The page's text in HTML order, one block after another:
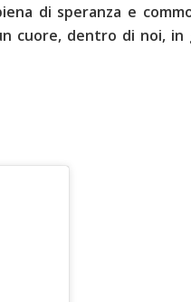
di speranza e
cuore, dentro di noi,